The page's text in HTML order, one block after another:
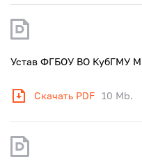
Устав ФГБОУ ВО КубГМУ
Скачать PDF 10 Mb.